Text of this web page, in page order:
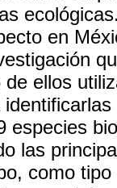
en
de ellos
especies
las
como